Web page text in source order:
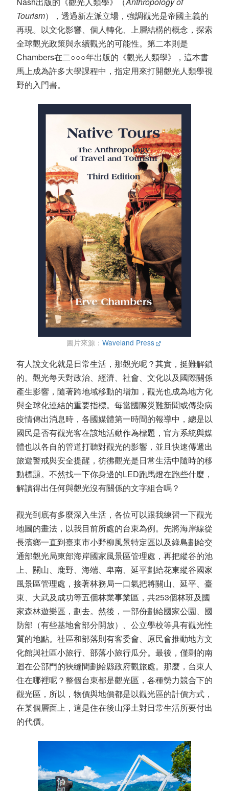
Tourism），透過新左派立場，強調觀光是帝國主義的
再現。以文化影響、個人轉化、上層結構的概念，探索
全球觀光政策與永續觀光的可能性。第二本則是
Chambers在二○○○年出版的《觀光人類學》，這本書
馬上成為許多大學課程中，指定用來打開觀光人類學視
野的入門書。
圖片來源： Waveland Press
有人說文化就是日常生活，那觀光呢？其實，挺難解鎖
的。觀光每天對政治、經濟、社會、文化以及國際關係
產生影響，隨著跨地域移動的增加，觀光也成為地方化
與全球化連結的重要指標。每當國際災難新聞或傳染病
疫情傳出消息時，各國媒體第一時間的報導中，總是以
國民是否有觀光客在該地活動作為標題，官方系統與媒
體也以各自的管道打聽對觀光的影響，並且快速傳遞出
旅遊警戒與安全提醒，彷彿觀光是日常生活中隨時的移
動標題。不然找一下你身邊的LED跑馬燈在跑些什麼，
解讀得出任何與觀光沒有關係的文字組合嗎？
觀光到底有多麼深入生活，各位可以跟我練習一下觀光
地圖的畫法，以我目前所處的台東為例。先將海岸線從
長濱鄉一直到臺東市小野柳風景特定區以及綠島劃給交
通部觀光局東部海岸國家風景區管理處，再把縱谷的池
上、關山、鹿野、海端、卑南、延平劃給花東縱谷國家
風景區管理處，接著林務局一口氣把將關山、延平、臺
東、大武及成功等五個林業事業區，共253個林班及國
家森林遊樂區，劃去。然後，一部份劃給國家公園、國
防部（有些基地會部分開放）、公立學校等具有觀光性
質的地點。社區和部落則有客委會、原民會推動地方文
化館與社區小旅行、部落小旅行瓜分。最後，僅剩的南
迴在公部門的狹縫間劃給縣政府觀旅處。那麼，台東人
住在哪裡呢？整個台東都是觀光區，各種勢力競合下的
觀光區，所以，物價與地價都是以觀光區的計價方式，
在某個層面上，這是住在後山淨土對日常生活所要付出
的代價。